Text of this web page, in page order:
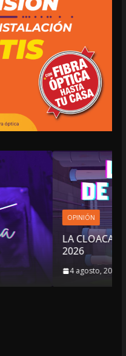
| 4 DE AGOSTO DE